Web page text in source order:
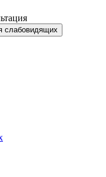
слабовидящих